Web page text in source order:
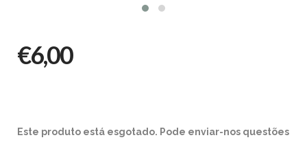
€6,00
Este produto está esgotado. Pode enviar-nos questões